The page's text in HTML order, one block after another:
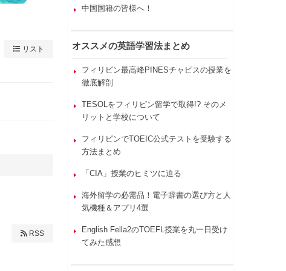
リスト
RSS
中国国籍の皆様へ！
オススメの英語学習法まとめ
フィリピン最高峰PINESチャピスの授業を
徹底解剖
TESOLをフィリピン留学で取得!? そのメ
リットと学校について
フィリピンでTOEIC公式テストを受験する
方法まとめ
「CIA」授業のヒミツに迫る
海外留学の必需品！電子辞書の選び方と人
気機種＆アプリ4選
English Fella2のTOEFL授業を丸一日受け
てみた感想